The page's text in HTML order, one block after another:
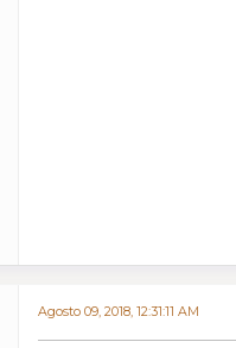
Agosto 09, 2018, 12:31:11 AM